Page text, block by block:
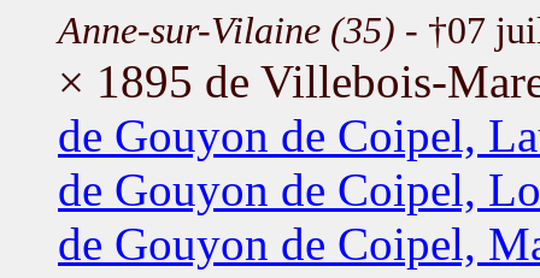
Anne-sur-Vilaine (35) - †07
× 1895 de Villebois-
de Gouyon de Coipel,
de Gouyon de Coipel,
de Gouyon de Coipel,